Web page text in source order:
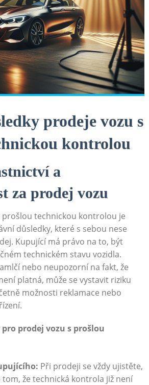
prodeje vozu s
kontrolou
a
za prodej vozu
prošlou technickou kontrolou je
důsledky, které s sebou nese
Kupující má právo na to, být
technickém stavu vozidla.
nebo neupozorní na fakt, že
platná, může se vystavit riziku
možnosti reklamace nebo
prodej vozu s prošlou
Při prodeji se vždy ujistěte,
tom, že technická kontrola již není